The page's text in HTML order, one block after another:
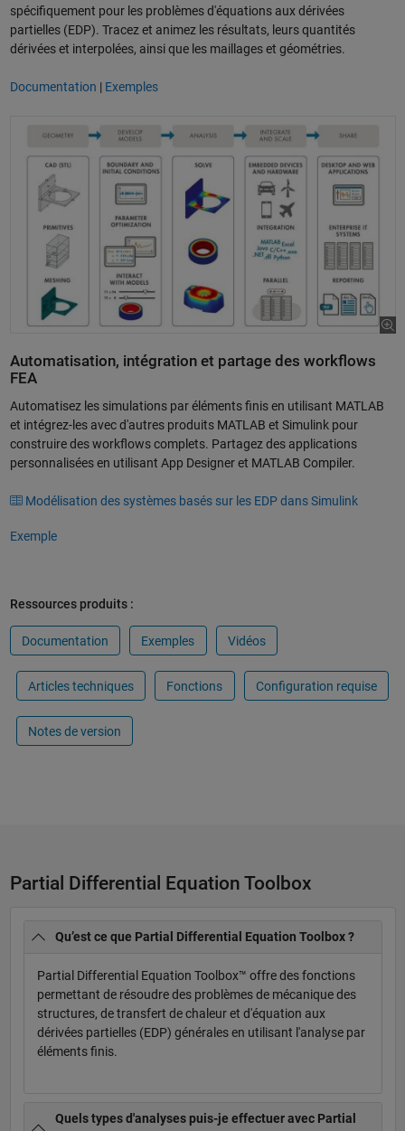
spécifiquement pour les problèmes d'équations aux dérivées
partielles (EDP). Tracez et animez les résultats, leurs quantités
dérivées et interpolées, ainsi que les maillages et géométries.
Documentation | Exemples
Automatisation, intégration et partage des workflows
FEA
Automatisez les simulations par éléments finis en utilisant MATLAB
et intégrez-les avec d'autres produits MATLAB et Simulink pour
construire des workflows complets. Partagez des applications
personnalisées en utilisant App Designer et MATLAB Compiler.
Modélisation des systèmes basés sur les EDP dans Simulink
Exemple
Ressources produits :
Documentation Exemples Vidéos
Articles techniques Fonctions Configuration requise
Notes de version
Partial Differential Equation Toolbox
Qu’est ce que Partial Differential Equation Toolbox ?
Partial Differential Equation Toolbox™ offre des fonctions
permettant de résoudre des problèmes de mécanique des
structures, de transfert de chaleur et d'équation aux
dérivées partielles (EDP) générales en utilisant l'analyse par
éléments finis.
Quels types d'analyses puis-je effectuer avec Partial